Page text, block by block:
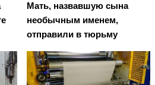
Мать, назвавшую сына
необычным именем,
отправили в тюрьму